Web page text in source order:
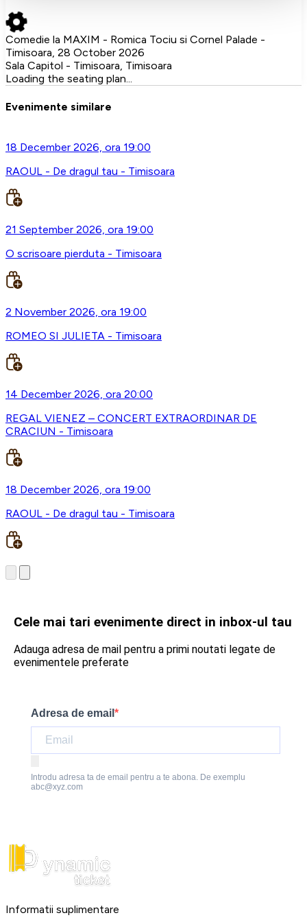
Comedie la MAXIM - Romica Tociu si Cornel Palade -
Timisoara, 28 October 2026
Sala Capitol - Timisoara, Timisoara
Loading the seating plan...
Evenimente similare
18 December 2026, ora 19:00
RAOUL - De dragul tau - Timisoara
21 September 2026, ora 19:00
O scrisoare pierduta - Timisoara
2 November 2026, ora 19:00
ROMEO SI JULIETA - Timisoara
14 December 2026, ora 20:00
REGAL VIENEZ – CONCERT EXTRAORDINAR DE
CRACIUN - Timisoara
18 December 2026, ora 19:00
RAOUL - De dragul tau - Timisoara
Cele mai tari evenimente direct in inbox-ul tau
Adauga adresa de mail pentru a primi noutati legate de
evenimentele preferate
Adresa de email
Introdu adresa ta de email pentru a te abona. De exemplu
abc@xyz.com
Informatii suplimentare